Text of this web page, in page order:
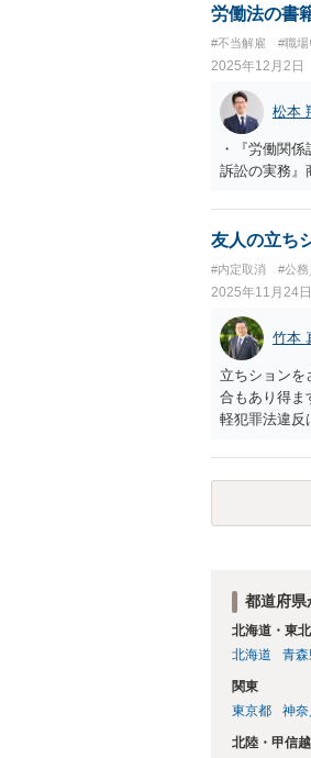
就労開始予定
難かもしれ
件では、可
です。 その
労働法の書
#不当解雇 #職場
2025年12月2日
松本
・『労働関
訴訟の実務』
友人の立ち
#内定取消 #公務
2025年11月24日
竹本
立ちションを
合もあり得ま
軽犯罪法違反
拘禁刑以上に
て，これに該
これは，事
だ，公務員に
まいます。
す。 今回で
は，３人の
もらった方
程度のもの
できても，
終わる可能
都道府県
北海道・東北
北海道
青森
関東
東京都
神奈
北陸・甲信越